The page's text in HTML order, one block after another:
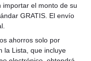
importar el monto de su
GRATIS. El envío
ahorros solo por
la Lista, que incluye